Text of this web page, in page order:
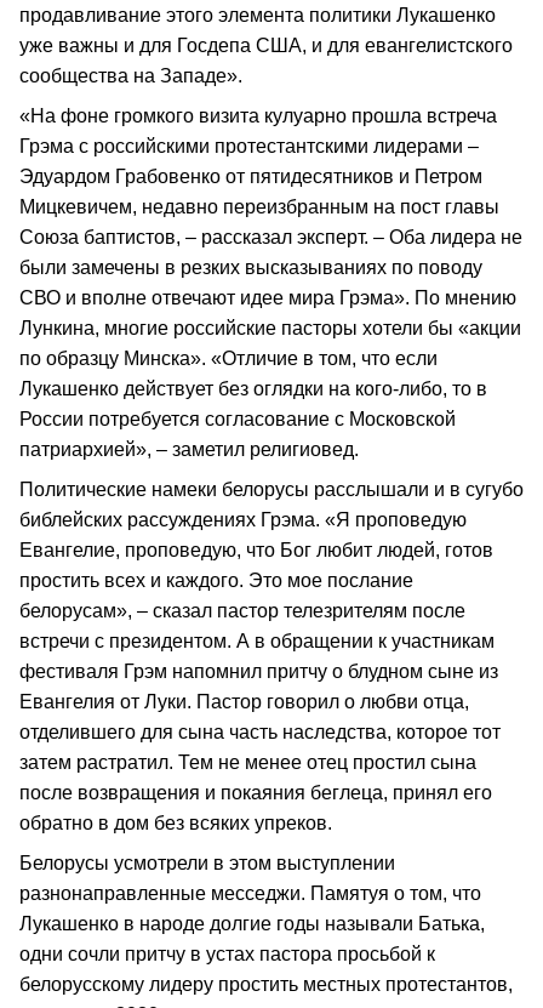
продавливание этого элемента политики Лукашенко
уже важны и для Госдепа США, и для евангелистского
сообщества на Западе».
«На фоне громкого визита кулуарно прошла встреча
Грэма с российскими протестантскими лидерами –
Эдуардом Грабовенко от пятидесятников и Петром
Мицкевичем, недавно переизбранным на пост главы
Союза баптистов, – рассказал эксперт. – Оба лидера не
были замечены в резких высказываниях по поводу
СВО и вполне отвечают идее мира Грэма». По мнению
Лункина, многие российские пасторы хотели бы «акции
по образцу Минска». «Отличие в том, что если
Лукашенко действует без оглядки на кого-либо, то в
России потребуется согласование с Московской
патриархией», – заметил религиовед.
Политические намеки белорусы расслышали и в сугубо
библейских рассуждениях Грэма. «Я проповедую
Евангелие, проповедую, что Бог любит людей, готов
простить всех и каждого. Это мое послание
белорусам», – сказал пастор телезрителям после
встречи с президентом. А в обращении к участникам
фестиваля Грэм напомнил притчу о блудном сыне из
Евангелия от Луки. Пастор говорил о любви отца,
отделившего для сына часть наследства, которое тот
затем растратил. Тем не менее отец простил сына
после возвращения и покаяния беглеца, принял его
обратно в дом без всяких упреков.
Белорусы усмотрели в этом выступлении
разнонаправленные месседжи. Памятуя о том, что
Лукашенко в народе долгие годы называли Батька,
одни сочли притчу в устах пастора просьбой к
белорусскому лидеру простить местных протестантов,